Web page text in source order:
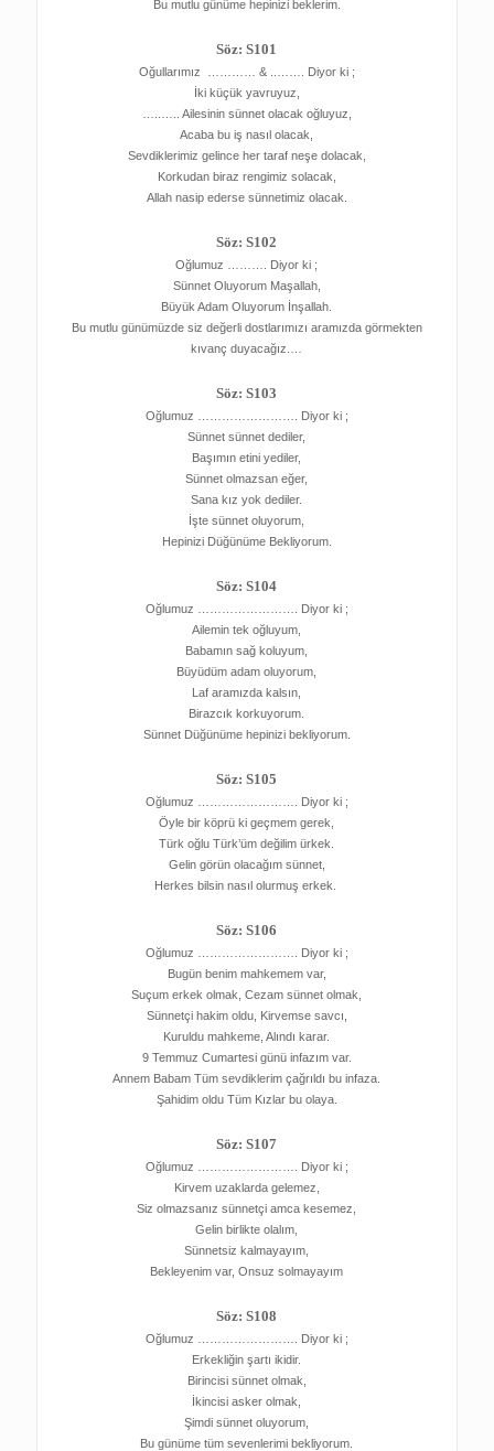
Bu mutlu günüme hepinizi beklerim.
Söz: S101
Oğullarımız ………… & ..……. Diyor ki ;
İki küçük yavruyuz,
…..….. Ailesinin sünnet olacak oğluyuz,
Acaba bu iş nasıl olacak,
Sevdiklerimiz gelince her taraf neşe dolacak,
Korkudan biraz rengimiz solacak,
Allah nasip ederse sünnetimiz olacak.
Söz: S102
Oğlumuz ………. Diyor ki ;
Sünnet Oluyorum Maşallah,
Büyük Adam Oluyorum İnşallah.
Bu mutlu günümüzde siz değerli dostlarımızı aramızda görmekten
kıvanç duyacağız.…
Söz: S103
Oğlumuz ……………………. Diyor ki ;
Sünnet sünnet dediler,
Başımın etini yediler,
Sünnet olmazsan eğer,
Sana kız yok dediler.
İşte sünnet oluyorum,
Hepinizi Düğünüme Bekliyorum.
Söz: S104
Oğlumuz ……………………. Diyor ki ;
Ailemin tek oğluyum,
Babamın sağ koluyum,
Büyüdüm adam oluyorum,
Laf aramızda kalsın,
Birazcık korkuyorum.
Sünnet Düğünüme hepinizi bekliyorum.
Söz: S105
Oğlumuz ……………………. Diyor ki ;
Öyle bir köprü ki geçmem gerek,
Türk oğlu Türk’üm değilim ürkek.
Gelin görün olacağım sünnet,
Herkes bilsin nasıl olurmuş erkek.
Söz: S106
Oğlumuz ……………………. Diyor ki ;
Bugün benim mahkemem var,
Suçum erkek olmak, Cezam sünnet olmak,
Sünnetçi hakim oldu, Kirvemse savcı,
Kuruldu mahkeme, Alındı karar.
9 Temmuz Cumartesi günü infazım var.
Annem Babam Tüm sevdiklerim çağrıldı bu infaza.
Şahidim oldu Tüm Kızlar bu olaya.
Söz: S107
Oğlumuz ……………………. Diyor ki ;
Kirvem uzaklarda gelemez,
Siz olmazsanız sünnetçi amca kesemez,
Gelin birlikte olalım,
Sünnetsiz kalmayayım,
Bekleyenim var, Onsuz solmayayım
Söz: S108
Oğlumuz ……………………. Diyor ki ;
Erkekliğin şartı ikidir.
Birincisi sünnet olmak,
İkincisi asker olmak,
Şimdi sünnet oluyorum,
Bu günüme tüm sevenlerimi bekliyorum.